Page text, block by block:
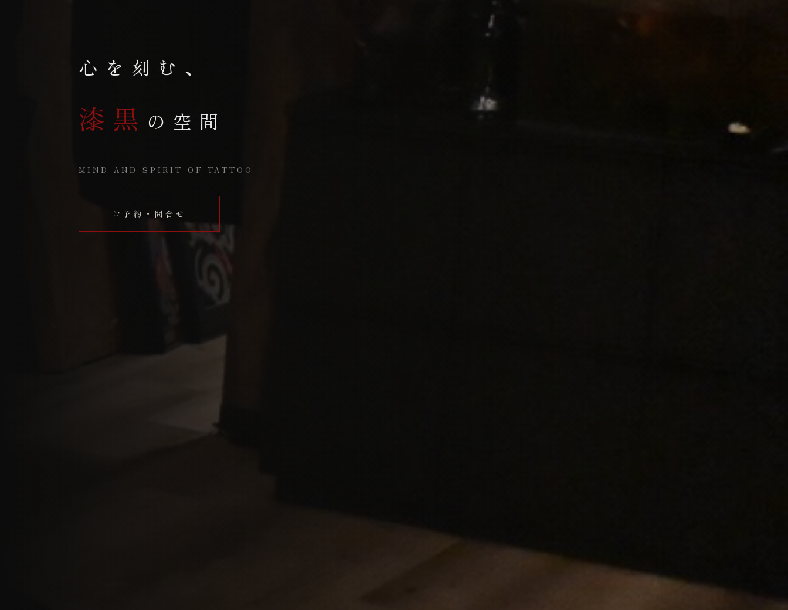
心を刻む、
漆黒 の空間
MIND AND SPIRIT OF TATTOO
ご予約・問合せ